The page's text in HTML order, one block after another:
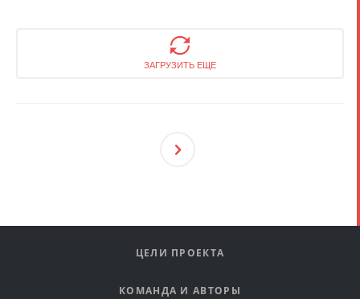
ЗАГРУЗИТЬ ЕЩЕ
Ующ
ЦЕЛИ ПРОЕКТА
КОМАНДА И АВТОРЫ